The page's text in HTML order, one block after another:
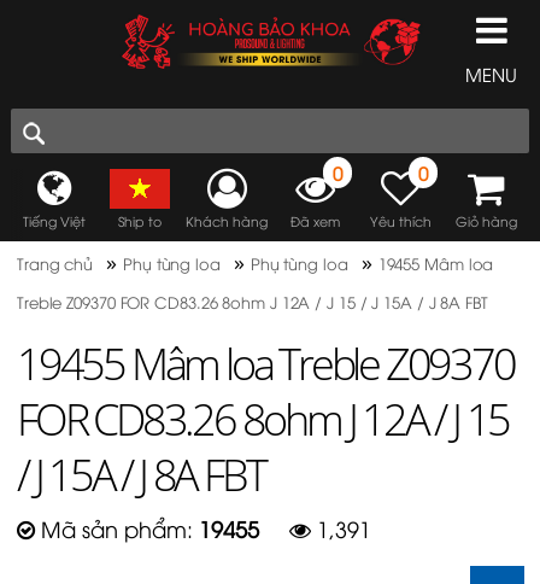
MENU
Tiếng Việt Ship to Khách hàng
0
Đã xem
0
Yêu thích Giỏ hàng
Trang chủ » Phụ tùng loa » Phụ tùng loa » 19455 Mâm loa
Treble Z09370 FOR CD83.26 8ohm J 12A / J 15 / J 15A / J 8A FBT
19455 Mâm loa Treble Z09370
FOR CD83.26 8ohm J 12A / J 15
/ J 15A / J 8A FBT
Mã sản phẩm: 19455 1,391